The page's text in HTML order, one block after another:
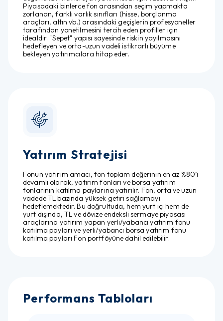
Piyasadaki binlerce fon arasından seçim yapmakta
zorlanan, farklı varlık sınıfları (hisse, borçlanma
araçları, altın vb.) arasındaki geçişlerin profesyoneller
tarafından yönetilmesini tercih eden profiller için
idealdir. "Sepet" yapısı sayesinde riskin yayılmasını
hedefleyen ve orta-uzun vadeli istikrarlı büyüme
bekleyen yatırımcılara hitap eder.
Yatırım Stratejisi
Fonun yatırım amacı, fon toplam değerinin en az %80’i
devamlı olarak, yatırım fonları ve borsa yatırım
fonlarının katılma paylarına yatırılır. Fon, orta ve uzun
vadede TL bazında yüksek getiri sağlamayı
hedeflemektedir. Bu doğrultuda, hem yurt içi hem de
yurt dışında, TL ve dövize endeksli sermaye piyasası
araçlarına yatırım yapan yerli/yabancı yatırım fonu
katılma payları ve yerli/yabancı borsa yatırım fonu
katılma payları Fon portföyüne dahil edilebilir.
Performans Tabloları